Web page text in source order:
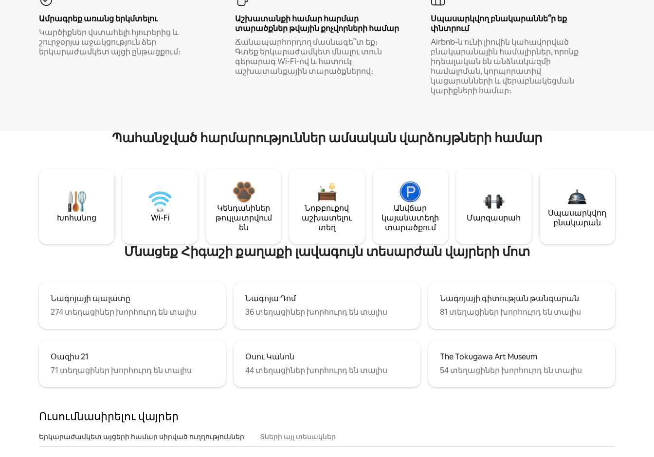
Ամրագրեք առանց երկմտելու
Կարծիքներ վստահելի հյուրերից և
շուրջօրյա աջակցություն ձեր
երկարաժամկետ այցի ընթացքում։
Աշխատանքի համար հարմար
տարածքներ թվային քոչվորների համար
Ճանապարհորդող մասնագե՞տ եք։
Գտեք երկարաժամկետ մնալու տուն
գերարագ Wi-Fi-ով և հատուկ
աշխատանքային տարածքներով։
Սպասարկվող բնակարաննե՞ր եք
փնտրում
Airbnb-ն ունի լիովին կահավորված
բնակարանային համալիրներ, որոնք
իդեալական են անձնակազմի
համալրման, կորպորատիվ
կացարանների և վերաբնակեցման
կարիքների համար։
Պահանջված հարմարություններ ամսական վարձույթների համար
Խոհանոց Wi-Fi
Կենդանիներ
թույլատրվում
են
Նոթբուքով
աշխատելու
տեղ
Անվճար
կայանատեղի
տարածքում
Մարզասրահ
Սպասարկվող
բնակարան
Մնացեք Հիգաշի քաղաքի լավագույն տեսարժան վայրերի մոտ
Նագոյայի պալատը
274 տեղացիներ խորհուրդ են տալիս
Նագոյա Դոմ
36 տեղացիներ խորհուրդ են տալիս
Նագոյայի գիտության թանգարան
81 տեղացիներ խորհուրդ են տալիս
Օազիս 21
71 տեղացիներ խորհուրդ են տալիս
Օսու Կանոն
44 տեղացիներ խորհուրդ են տալիս
The Tokugawa Art Museum
54 տեղացիներ խորհուրդ են տալիս
Ուսումնասիրելու վայրեր
Երկարաժամկետ այցերի համար սիրված ուղղություններ Տների այլ տեսակներ